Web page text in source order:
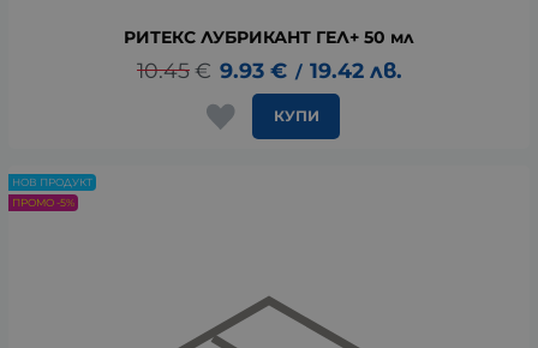
РИТЕКС ЛУБРИКАНТ ГЕЛ+ 50 мл
10.45 € 9.93 € / 19.42 лв.
КУПИ
НОВ ПРОДУКТ
ПРОМО -5%